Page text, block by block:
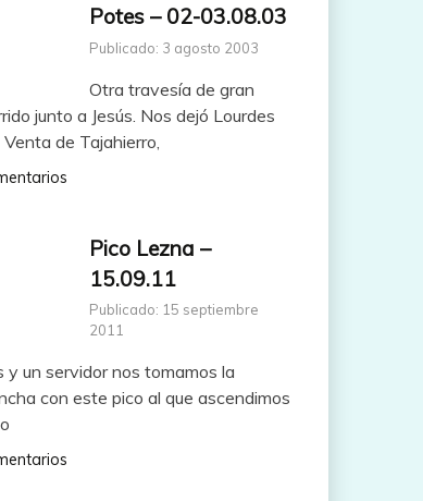
Potes – 02-03.08.03
Publicado: 3 agosto 2003
Otra travesía de gran
junto a Jesús. Nos dejó Lourdes
de Tajahierro,
Pico Lezna –
15.09.11
Publicado: 15 septiembre
2011
y un servidor nos tomamos la
con este pico al que ascendimos